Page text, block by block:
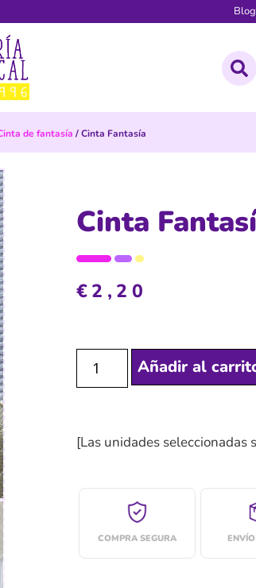
Blog
de fantasía / Cinta Fantasía
Cinta
€2,20
Añadir al
[Las unidades seleccionadas
COMPRA SEGURA